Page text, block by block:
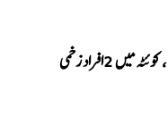
قلعہ عبداللہ خاتون جاں بحق ، کوئٹہ میں 2افراد زخمی